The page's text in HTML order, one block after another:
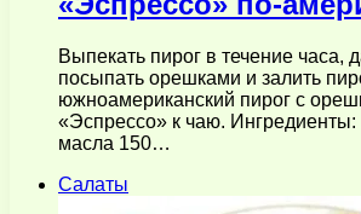
Выпекать пирог в течение часа,
посыпать орешками и залить
южноамериканский пирог с
«Эспрессо» к чаю. Ингредиенты:
масла 150…
Салаты